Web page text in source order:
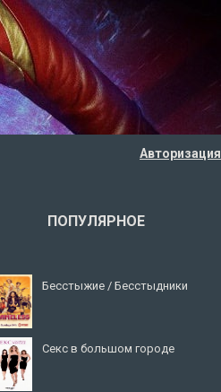
Авторизация
ПОПУЛЯРНОЕ
Бесстыжие / Бесстыдники
Секс в большом городе